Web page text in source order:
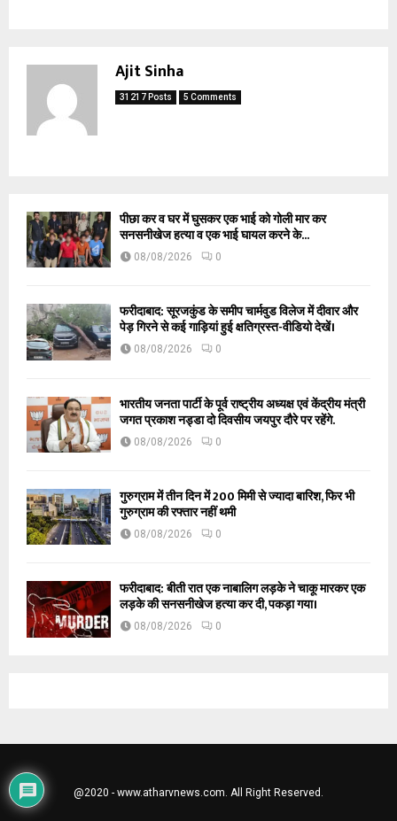
Ajit Sinha
31217 Posts 5 Comments
पीछा कर व घर में घुसकर एक भाई को गोली मार कर
सनसनीखेज हत्या व एक भाई घायल करने के...
08/08/2026 0
फरीदाबाद: सूरजकुंड के समीप चार्मवुड विलेज में दीवार और
पेड़ गिरने से कई गाड़ियां हुई क्षतिग्रस्त-वीडियो देखें।
08/08/2026 0
भारतीय जनता पार्टी के पूर्व राष्ट्रीय अध्यक्ष एवं केंद्रीय मंत्री
जगत प्रकाश नड्डा दो दिवसीय जयपुर दौरे पर रहेंगे.
08/08/2026 0
गुरुग्राम में तीन दिन में 200 मिमी से ज्यादा बारिश, फिर भी
गुरुग्राम की रफ्तार नहीं थमी
08/08/2026 0
फरीदाबाद: बीती रात एक नाबालिग लड़के ने चाकू मारकर एक
लड़के की सनसनीखेज हत्या कर दी, पकड़ा गया।
08/08/2026 0
@2020 - www.atharvnews.com. All Right Reserved.